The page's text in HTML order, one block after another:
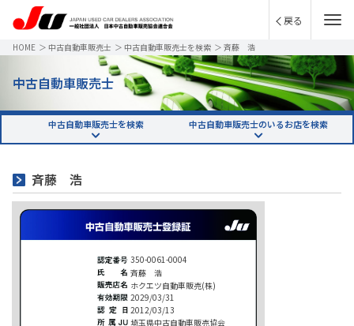
戻る
HOME ＞ 中古自動車販売士 ＞ 中古自動車販売士を検索 ＞ 斉藤 浩
中古自動車販売士
中古自動車販売士を検索 中古自動車販売士のいるお店を検索
斉藤 浩
350-0061-0004
斉藤 浩
ホクエツ自動車販売(株)
2029/03/31
2012/03/13
埼玉県中古自動車販売協会